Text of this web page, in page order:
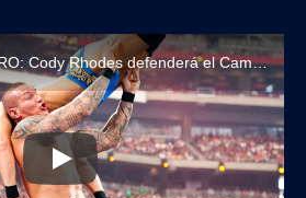
ALUMNO vs. MAESTRO: Cody Rhodes defenderá el Campeonato de WWE ante Randy Orton en WrestleMania 42